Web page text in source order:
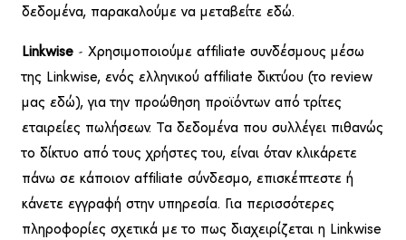
δεδομένα, παρακαλούμε να μεταβείτε εδώ.
Linkwise – Χρησιμοποιούμε affiliate συνδέσμους μέσω
της Linkwise, ενός ελληνικού affiliate δικτύου (το review
μας εδώ), για την προώθηση προϊόντων από τρίτες
εταιρείες πωλήσεων. Τα δεδομένα που συλλέγει πιθανώς
το δίκτυο από τους χρήστες του, είναι όταν κλικάρετε
πάνω σε κάποιον affiliate σύνδεσμο, επισκέπτεστε ή
κάνετε εγγραφή στην υπηρεσία. Για περισσότερες
πληροφορίες σχετικά με το πως διαχειρίζεται η Linkwise